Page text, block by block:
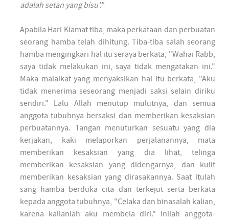
adalah setan yang bisu'."
Apabila Hari Kiamat tiba, maka perkataan dan perbuatan
seorang hamba telah dihitung. Tiba-tiba salah seorang
hamba mengingkari hal itu seraya berkata, "Wahai Rabb,
saya tidak melakukan ini, saya tidak mengatakan ini."
Maka malaikat yang menyaksikan hal itu berkata, "Aku
tidak menerima seseorang menjadi saksi selain diriku
sendiri." Lalu Allah menutup mulutnya, dan semua
anggota tubuhnya bersaksi dan memberikan kesaksian
perbuatannya. Tangan menuturkan sesuatu yang dia
kerjakan, kaki melaporkan perjalanannya, mata
memberikan kesaksian yang dia lihat, telinga
memberikan kesaksian yang didengarnya, dan kulit
memberikan kesaksian yang dirasakannya. Saat itulah
sang hamba berduka cita dan terkejut serta berkata
kepada anggota tubuhnya, "Celaka dan binasalah kalian,
karena kalianlah aku membela diri." Inilah anggota-